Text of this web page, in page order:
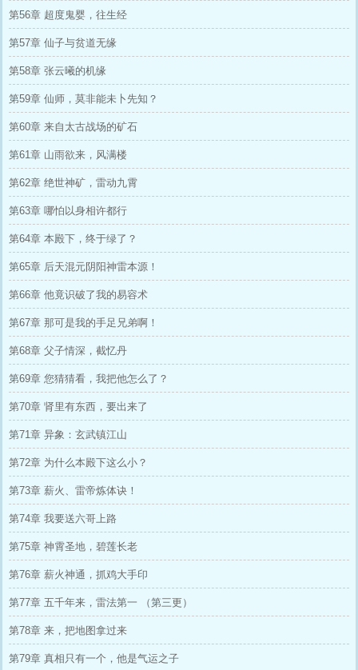
第56章 超度鬼婴，往生经
第57章 仙子与贫道无缘
第58章 张云曦的机缘
第59章 仙师，莫非能未卜先知？
第60章 来自太古战场的矿石
第61章 山雨欲来，风满楼
第62章 绝世神矿，雷动九霄
第63章 哪怕以身相许都行
第64章 本殿下，终于绿了？
第65章 后天混元阴阳神雷本源！
第66章 他竟识破了我的易容术
第67章 那可是我的手足兄弟啊！
第68章 父子情深，截忆丹
第69章 您猜猜看，我把他怎么了？
第70章 肾里有东西，要出来了
第71章 异象：玄武镇江山
第72章 为什么本殿下这么小？
第73章 薪火、雷帝炼体诀！
第74章 我要送六哥上路
第75章 神霄圣地，碧莲长老
第76章 薪火神通，抓鸡大手印
第77章 五千年来，雷法第一 （第三更）
第78章 来，把地图拿过来
第79章 真相只有一个，他是气运之子